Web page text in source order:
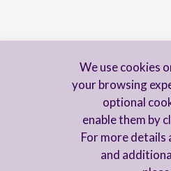
We use cookies
your browsing
optional
enable them by
For more details
and